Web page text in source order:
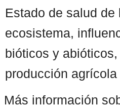
Estado de salud
ecosistema,
bióticos y
producción agrícola
Más información